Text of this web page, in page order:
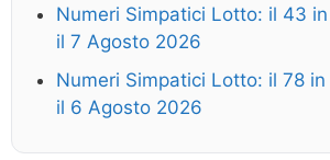
Numeri Simpatici Lotto: il 43
il 7 Agosto 2026
Numeri Simpatici Lotto: il 78
il 6 Agosto 2026